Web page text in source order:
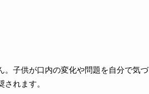
。子供が口内の変化や問題を自分で気づ
れます。